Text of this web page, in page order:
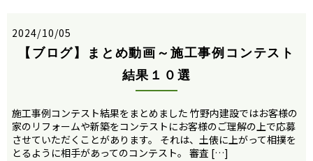
2024/10/05
【ブログ】まとめ動画～施工事例コンテスト
結果１０選
施工事例コンテスト結果をまとめました 竹野内建設ではお客様の
家のリフォームや新築をコンテストにお客様のご理解の上で応募
させていただくことがあります。 それは、土俵に上がって相撲を
とるように相手があってのコンテスト。 審査 […]